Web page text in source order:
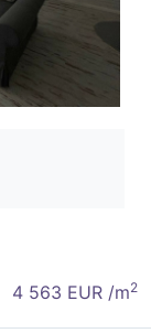
4 563 EUR /m2